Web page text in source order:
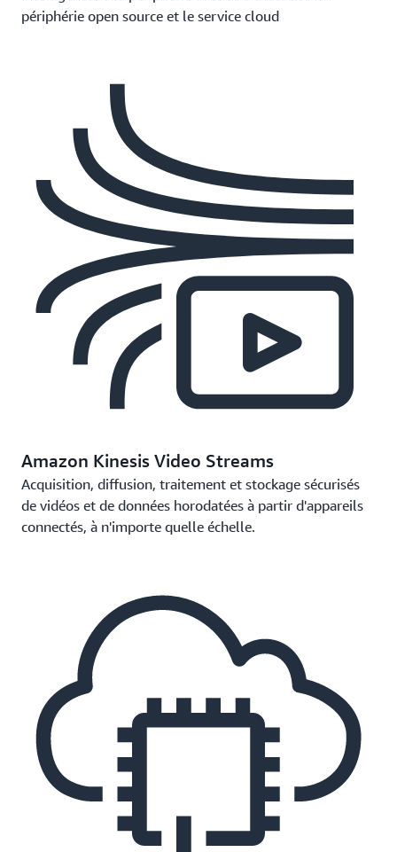
périphérie open source et le service cloud
Amazon Kinesis Video Streams
Acquisition, diffusion, traitement et stockage sécurisés
de vidéos et de données horodatées à partir d'appareils
connectés, à n'importe quelle échelle.